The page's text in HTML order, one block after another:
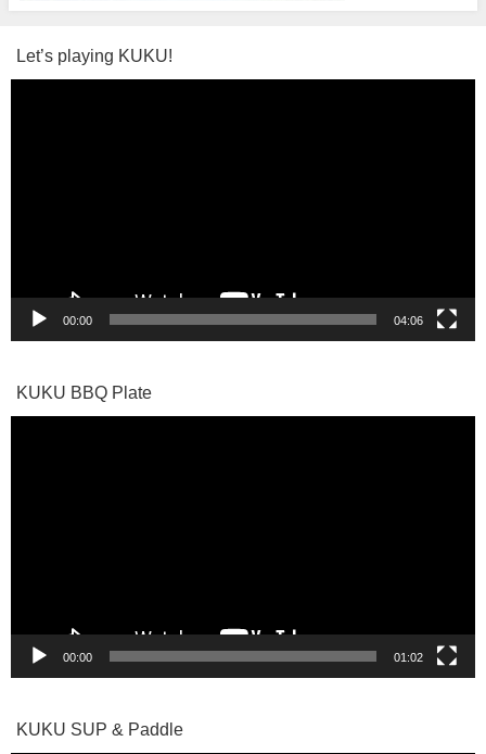
Let’s playing KUKU!
00:00 04:06
KUKU BBQ Plate
00:00 01:02
KUKU SUP & Paddle